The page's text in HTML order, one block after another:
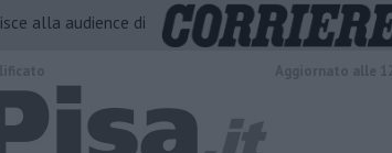
alla audience di